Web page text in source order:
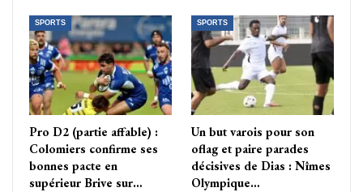
SPORTS
Pro D2 (partie affable) :
Colomiers confirme ses
bonnes pacte en
supérieur Brive sur…
SPORTS
Un but varois pour son
oflag et paire parades
décisives de Dias : Nîmes
Olympique…